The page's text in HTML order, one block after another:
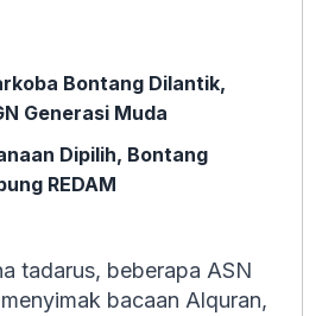
Bontang Dilantik,
Generasi Muda
Dipilih, Bontang
REDAM
tadarus, beberapa ASN
bacaan Alquran,